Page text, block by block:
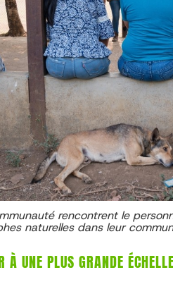
rencontrent le
naturelles dans leur
UNE PLUS GRANDE